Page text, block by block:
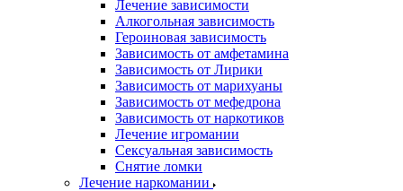
Лечение зависимости
Алкогольная зависимость
Героиновая зависимость
Зависимость от амфетамина
Зависимость от Лирики
Зависимость от марихуаны
Зависимость от мефедрона
Зависимость от наркотиков
Лечение игромании
Сексуальная зависимость
Снятие ломки
Лечение наркомании